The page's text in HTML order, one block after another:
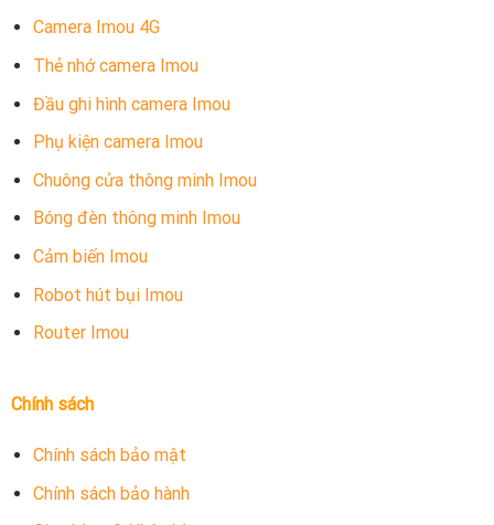
Camera Imou 4G
Thẻ nhớ camera Imou
Đầu ghi hình camera Imou
Phụ kiện camera Imou
Chuông cửa thông minh Imou
Bóng đèn thông minh Imou
Cảm biến Imou
Robot hút bụi Imou
Router Imou
Chính sách
Chính sách bảo mật
Chính sách bảo hành